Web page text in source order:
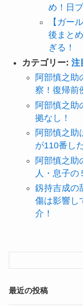
め！日
【ガー
後まと
ぎる！
カテゴリー: 注
阿部慎之助
察！復帰前
阿部慎之助
拠なし！
阿部慎之助
が110番し
阿部慎之助
人・息子の
釼持吉成の
傷は影響し
介！
最近の投稿